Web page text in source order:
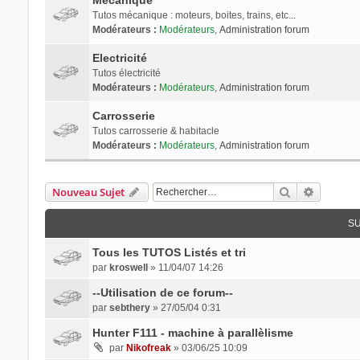
Tutos mécanique : moteurs, boites, trains, etc...
Modérateurs : Modérateurs, Administration forum
Electricité
Tutos électricité
Modérateurs : Modérateurs, Administration forum
Carrosserie
Tutos carrosserie & habitacle
Modérateurs : Modérateurs, Administration forum
Nouveau Sujet Rechercher
Tous les TUTOS Listés et tri
par kroswell» 11/04/07 14:26
--Utilisation de ce forum--
par sebthery» 27/05/04 0:31
Hunter F111 - machine à parallèlisme
par Nikofreak» 03/06/25 10:09